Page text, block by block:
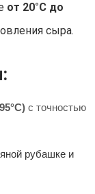
от 20°С до
сыра.
) с точностью
рубашке и